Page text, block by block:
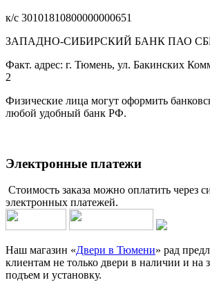
к/с 30101810800000000651
ЗАПАДНО-СИБИРСКИЙ БАНК ПАО
Факт. адрес: г. Тюмень, ул. Бакинских
2
Физические лица могут оформить
любой удобный банк РФ.
Электронные платежи
Стоимость заказа можно оплатить через
электронных платежей.
Наш магазин «Двери в Тюмени» рад
клиентам не только двери в наличии и на
подъем и установку.